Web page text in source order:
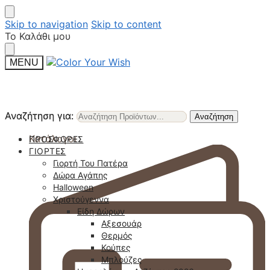
Skip to navigation Skip to content
Το Καλάθι μου
MENU
Αναζήτηση για: Αναζήτηση
Κατάλογοι
Αναζήτηση για: Αναζήτηση
ΠΡΟΣΦΟΡΈΣ
ΓΙΟΡΤΈΣ
Γιορτή Του Πατέρα
Δώρα Αγάπης
Halloween
Χριστούγεννα
Είδη Δώρων
Αξεσουάρ
Θερμός
Κούπες
Μπλούζες